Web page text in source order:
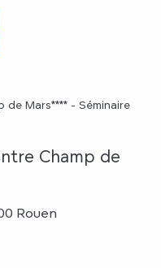
de Mars**** - Séminaire
Champ de
Rouen